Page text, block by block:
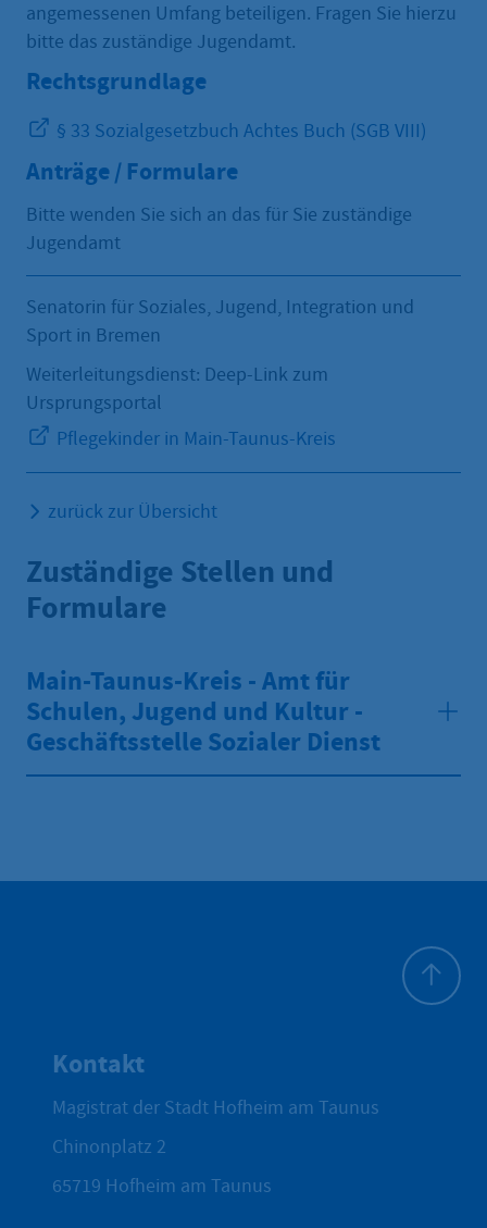
angemessenen Umfang beteiligen. Fragen Sie hierzu
bitte das zuständige Jugendamt.
Rechtsgrundlage
§ 33 Sozialgesetzbuch Achtes Buch (SGB VIII)
Anträge / Formulare
Bitte wenden Sie sich an das für Sie zuständige
Jugendamt
Senatorin für Soziales, Jugend, Integration und
Sport in Bremen
Weiterleitungsdienst: Deep-Link zum
Ursprungsportal
Pflegekinder in Main-Taunus-Kreis
zurück zur Übersicht
Zuständige Stellen und
Formulare
Main-Taunus-Kreis - Amt für
Schulen, Jugend und Kultur -
Geschäftsstelle Sozialer Dienst
Kontakt
Magistrat der Stadt Hofheim am Taunus
Chinonplatz 2
65719 Hofheim am Taunus